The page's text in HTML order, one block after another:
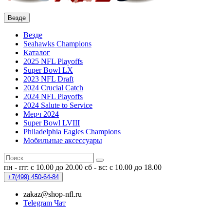
Везде
Везде
Seahawks Champions
Каталог
2025 NFL Playoffs
Super Bowl LX
2023 NFL Draft
2024 Crucial Catch
2024 NFL Playoffs
2024 Salute to Service
Мерч 2024
Super Bowl LVIII
Philadelphia Eagles Champions
Мобильные аксессуары
пн - пт: с 10.00 до 20.00 сб - вс: с 10.00 до 18.00
+7(499) 450-64-84
zakaz@shop-nfl.ru
Telegram Чат